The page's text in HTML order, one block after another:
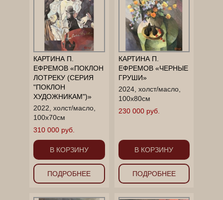
КАРТИНА П.
ЕФРЕМОВ «ПОКЛОН
ЛОТРЕКУ (СЕРИЯ
"ПОКЛОН
ХУДОЖНИКАМ")»
2022, холст/масло,
100x70см
310 000 руб.
В КОРЗИНУ
ПОДРОБНЕЕ
КАРТИНА П.
ЕФРЕМОВ «ЧЕРНЫЕ
ГРУШИ»
2024, холст/масло,
100x80см
230 000 руб.
В КОРЗИНУ
ПОДРОБНЕЕ